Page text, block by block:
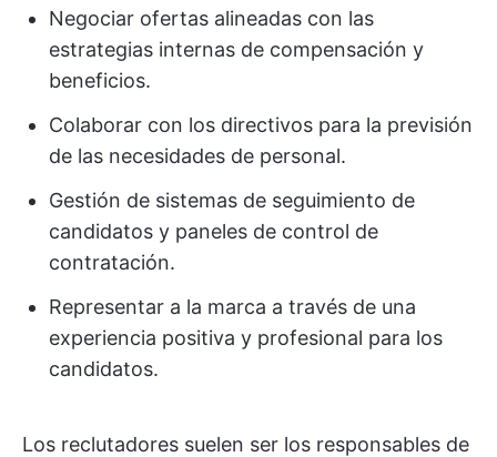
Negociar ofertas alineadas con las
estrategias internas de compensación y
beneficios.
Colaborar con los directivos para la previsión
de las necesidades de personal.
Gestión de sistemas de seguimiento de
candidatos y paneles de control de
contratación.
Representar a la marca a través de una
experiencia positiva y profesional para los
candidatos.
Los reclutadores suelen ser los responsables de